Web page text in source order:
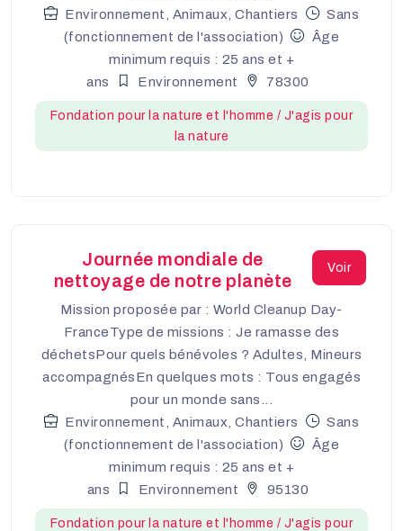
Environnement, Animaux, Chantiers
Sans
(fonctionnement de l'association)
Âge
minimum requis : 25 ans et +
ans
Environnement 78300
Fondation pour la nature et l'homme / J'agis pour
la nature
Voir
Journée mondiale de
nettoyage de notre planète
Mission proposée par : World Cleanup Day-
FranceType de missions : Je ramasse des
déchetsPour quels bénévoles ? Adultes, Mineurs
accompagnésEn quelques mots : Tous engagés
pour un monde sans...
Environnement, Animaux, Chantiers
Sans
(fonctionnement de l'association)
Âge
minimum requis : 25 ans et +
ans
Environnement 95130
Fondation pour la nature et l'homme / J'agis pour